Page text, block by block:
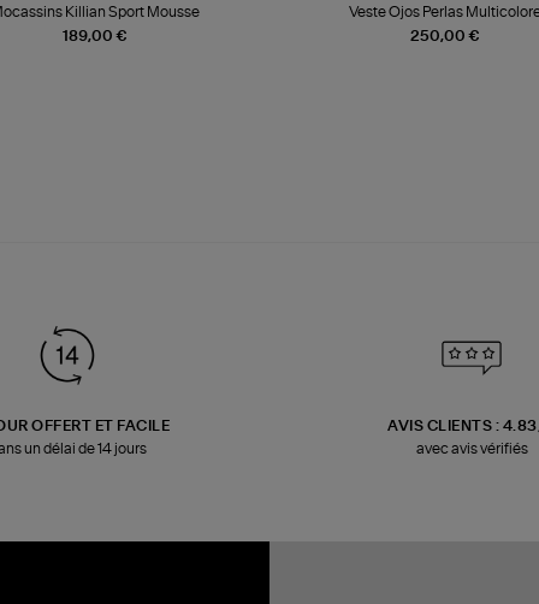
189,00 €
Killian Sport Mousse
250,00 €
Veste Ojos Perlas
OFFERT ET FACILE
un délai de 14 jours
AVIS CLIENTS :
avec avis vérifiés